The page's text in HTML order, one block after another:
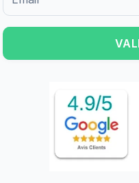
?
pour
Formulaire d'inscription pour